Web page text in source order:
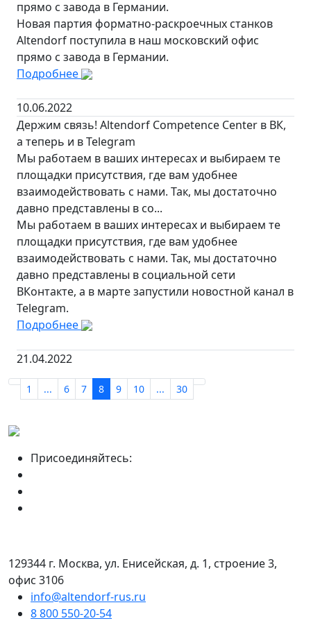
прямо с завода в Германии.
Новая партия форматно-раскроечных станков
Altendorf поступила в наш московский офис
прямо с завода в Германии.
Подробнее
10.06.2022
Держим связь! Altendorf Competence Сenter в ВК,
а теперь и в Telegram
Мы работаем в ваших интересах и выбираем те
площадки присутствия, где вам удобнее
взаимодействовать с нами. Так, мы достаточно
давно представлены в со...
Мы работаем в ваших интересах и выбираем те
площадки присутствия, где вам удобнее
взаимодействовать с нами. Так, мы достаточно
давно представлены в социальной сети
ВКонтакте, а в марте запустили новостной канал в
Telegram.
Подробнее
21.04.2022
1 ... 6 7 8 9 10 ... 30
Присоединяйтесь:
129344 г. Москва, ул. Енисейская, д. 1, строение 3,
офис 3106
info@altendorf-rus.ru
8 800 550-20-54